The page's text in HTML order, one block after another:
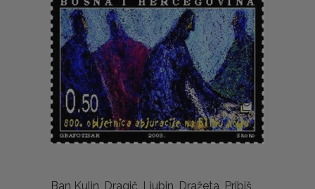
Ban Kulin, Dragič, Ljubin, Dražeta, Pribiš,